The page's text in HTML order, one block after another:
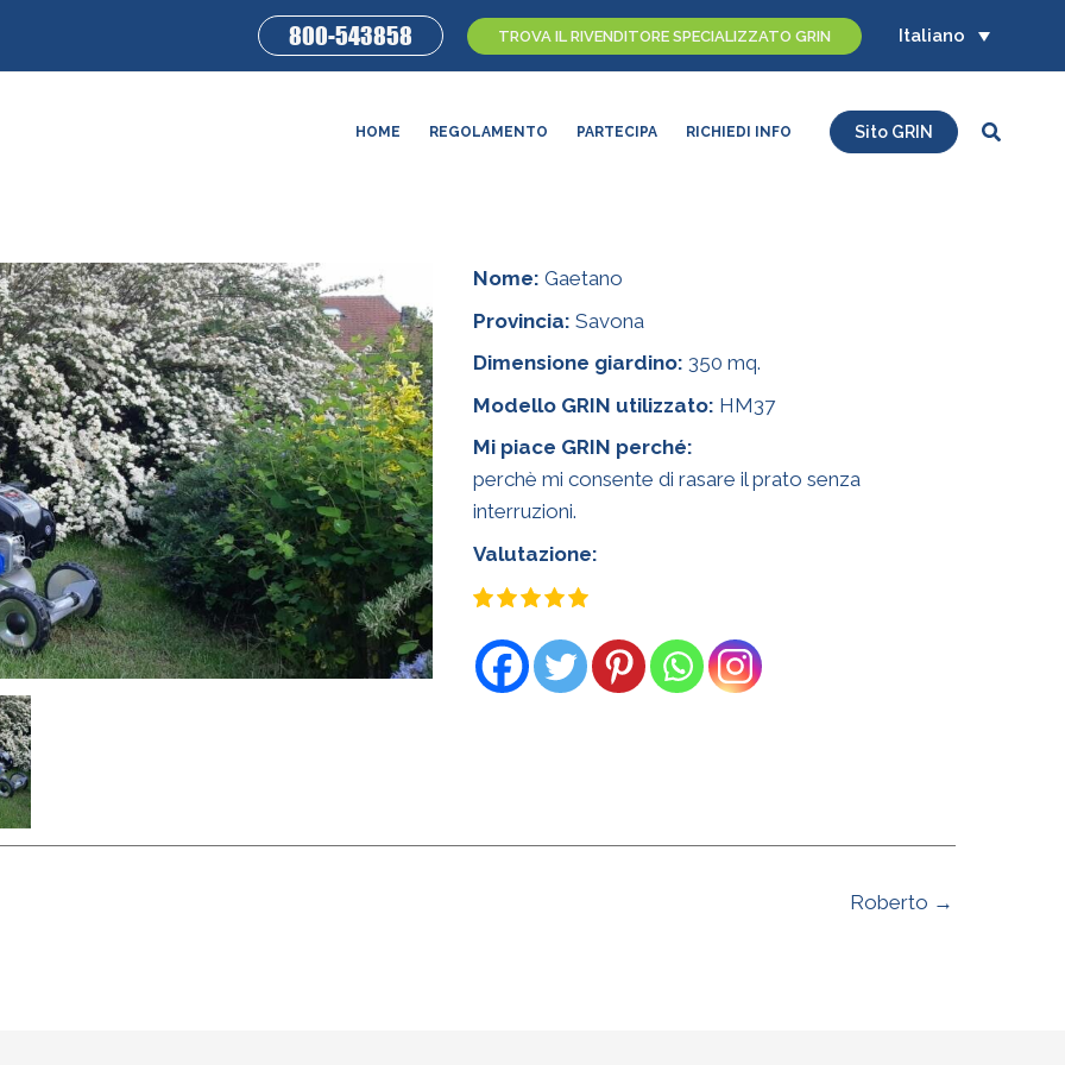
800-543858 TROVA IL RIVENDITORE SPECIALIZZATO GRIN Italiano
HOME REGOLAMENTO PARTECIPA RICHIEDI INFO Sito GRIN Cerca
Nome: Gaetano
Provincia: Savona
Dimensione giardino: 350 mq.
Modello GRIN utilizzato: HM37
Mi piace GRIN perché:
perchè mi consente di rasare il prato senza
interruzioni.
Valutazione:
Roberto →